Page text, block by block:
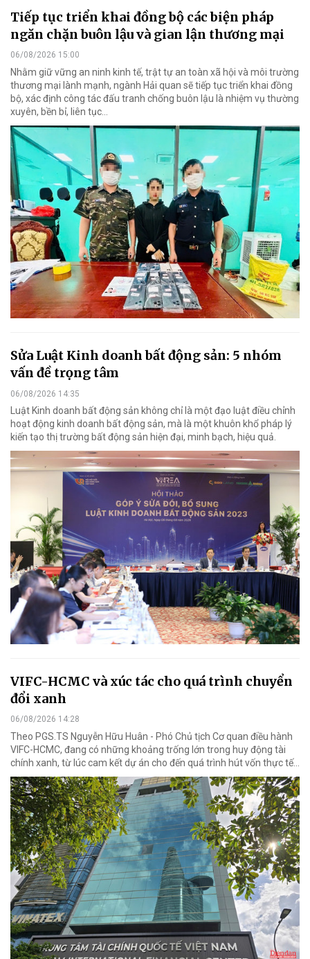
Tiếp tục triển khai đồng bộ các biện pháp
ngăn chặn buôn lậu và gian lận thương mại
06/08/2026 15:00
Nhằm giữ vững an ninh kinh tế, trật tự an toàn xã hội và môi trường
thương mại lành mạnh, ngành Hải quan sẽ tiếp tục triển khai đồng
bộ, xác định công tác đấu tranh chống buôn lậu là nhiệm vụ thường
xuyên, bền bỉ, liên tục…
Sửa Luật Kinh doanh bất động sản: 5 nhóm
vấn đề trọng tâm
06/08/2026 14:35
Luật Kinh doanh bất động sản không chỉ là một đạo luật điều chỉnh
hoạt động kinh doanh bất động sản, mà là một khuôn khổ pháp lý
kiến tạo thị trường bất động sản hiện đại, minh bạch, hiệu quả.
VIFC-HCMC và xúc tác cho quá trình chuyển
đổi xanh
06/08/2026 14:28
Theo PGS.TS Nguyễn Hữu Huân - Phó Chủ tịch Cơ quan điều hành
VIFC-HCMC, đang có những khoảng trống lớn trong huy động tài
chính xanh, từ lúc cam kết dự án cho đến quá trình hút vốn thực tế...